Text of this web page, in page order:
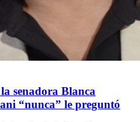
senadora Blanca
“nunca” le preguntó